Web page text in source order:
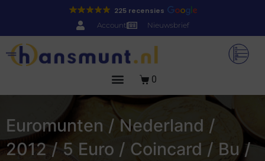
225 recensies
Account Nieuwsbrief
0
Euromunten / Nederland /
2012 / 5 Euro / Coincard / Bu /